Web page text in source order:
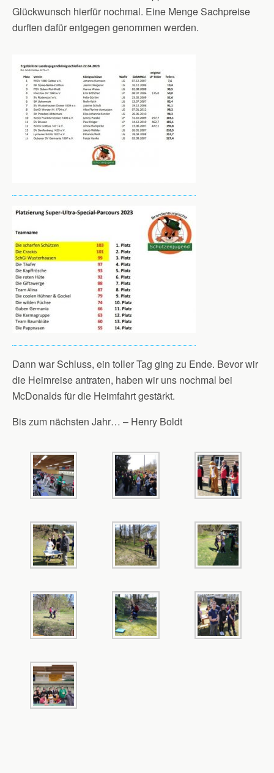
Glückwunsch hierfür nochmal. Eine Menge Sachpreise
durften dafür entgegen genommen werden.
Dann war Schluss, ein toller Tag ging zu Ende. Bevor wir
die Heimreise antraten, haben wir uns nochmal bei
McDonalds für die Heimfahrt gestärkt.
Bis zum nächsten Jahr… – Henry Boldt